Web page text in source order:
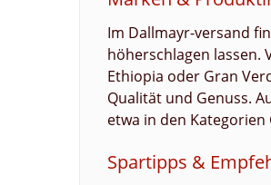
Im Dallmayr-versand
höherschlagen lassen.
Ethiopia oder Gran
Qualität und Genuss.
etwa in den Kategorien
Spartipps &